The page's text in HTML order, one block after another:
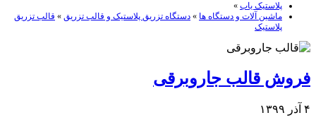
پلاستیک یاب »
ماشین آلات و دستگاه ها » دستگاه تزریق پلاستیک و قالب تزریق » قالب تزریق
پلاستیک
فروش قالب جاروبرقی
۴ آذر ۱۳۹۹